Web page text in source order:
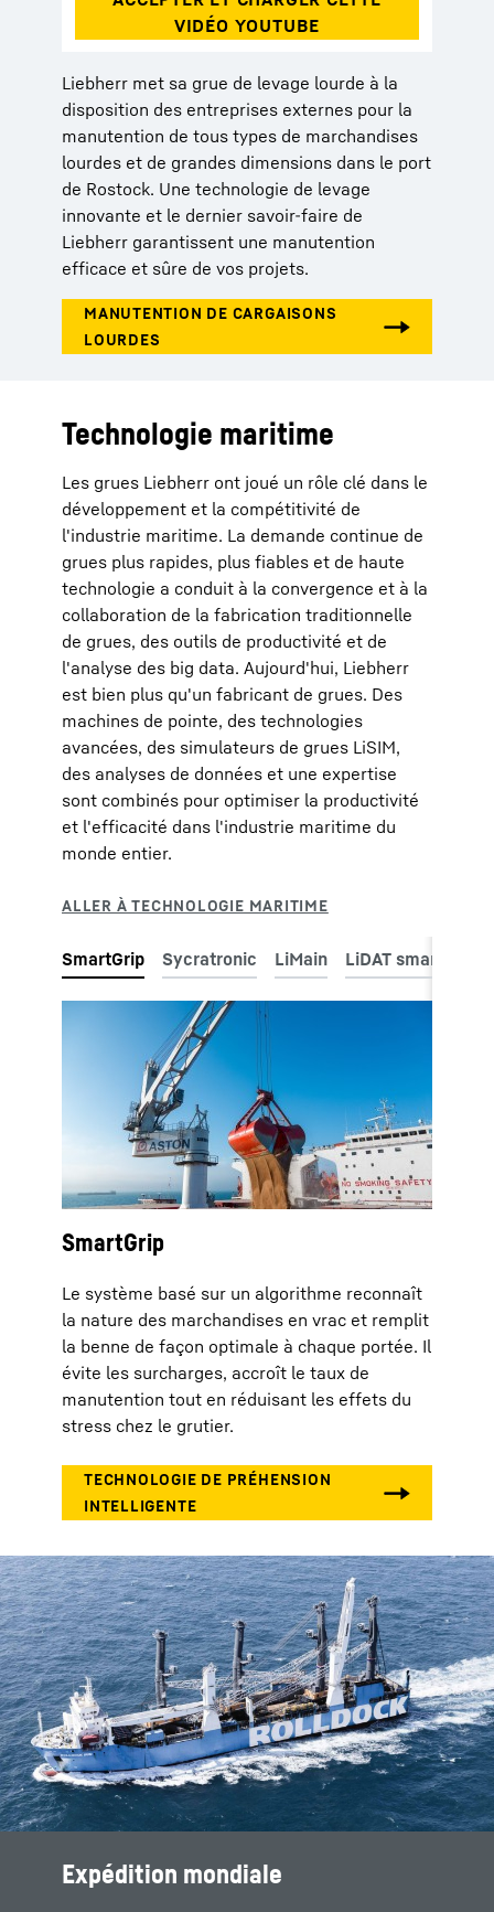
Liebherr met sa grue de levage lourde à la
disposition des entreprises externes pour la
manutention de tous types de marchandises
lourdes et de grandes dimensions dans le port
de Rostock. Une technologie de levage
innovante et le dernier savoir-faire de
Liebherr garantissent une manutention
efficace et sûre de vos projets.
Technologie maritime
Les grues Liebherr ont joué un rôle clé dans le
développement et la compétitivité de
l'industrie maritime. La demande continue de
grues plus rapides, plus fiables et de haute
technologie a conduit à la convergence et à la
collaboration de la fabrication traditionnelle
de grues, des outils de productivité et de
l'analyse des big data. Aujourd'hui, Liebherr
est bien plus qu'un fabricant de grues. Des
machines de pointe, des technologies
avancées, des simulateurs de grues LiSIM,
des analyses de données et une expertise
sont combinés pour optimiser la productivité
et l'efficacité dans l'industrie maritime du
monde entier.
SmartGrip
Le système basé sur un algorithme reconnaît
la nature des marchandises en vrac et remplit
la benne de façon optimale à chaque portée. Il
évite les surcharges, accroît le taux de
manutention tout en réduisant les effets du
stress chez le grutier.
Expédition mondiale